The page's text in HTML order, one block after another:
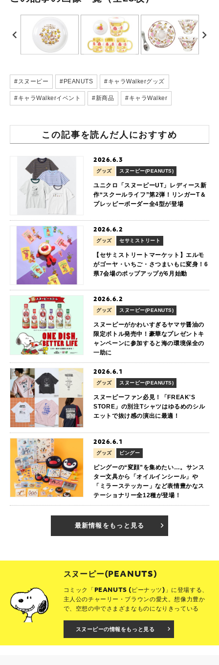
#スヌーピー #PEANUTS #キャラWalkerグッズ
#キャラWalkerイベント #新商品 #キャラWalker
この記事を読んだ人におすすめ
2026.6.3
グッズ スヌーピー(PEANUTS)
ユニクロ「スヌーピーUT」レディース新
作“スクールライフ”第2弾！リンガーT＆
プレッピーボーダー全4型が登場
2026.6.2
グッズ セサミストリート
【セサミストリートマーケット】エルモ
がゴーヤ・いちご・さつまいもに変身！6
県7会場のポップアップが6月始動
2026.6.2
グッズ スヌーピー(PEANUTS)
スヌーピーがかわいすぎるヤマサ醤油の
限定ボトル発売中！豪華なプレゼントキ
ャンペーンに参加すると海の環境保全の
一助に
2026.6.1
グッズ スヌーピー(PEANUTS)
スヌーピーファン必見！「FREAK'S
STORE」の別注Tシャツはゆるめのシル
エットで抜け感の演出に最適！
2026.6.1
グッズ ピングー
ピングーの“変顔”を集めたい…。サンス
ター文具から「オイルインシール」や
「ミラーステッカー」など表情豊かなス
テーショナリー全12種が登場！
最新情報をもっと見る
スヌーピー(PEANUTS)
コミック「PEANUTS (ピーナッツ)」に登場する、
主人公のチャーリー・ブラウンの愛犬。想像力豊か
で、空想の中でさまざまなものになりきっている
スヌーピーの情報をもっと見る